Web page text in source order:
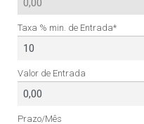
Taxa % min. de Entrada*
Valor de Entrada
Prazo/Mês